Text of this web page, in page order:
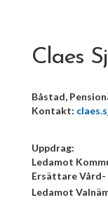
Claes
Båstad,
Kontakt:
Uppdrag:
Ledamot
Ersättare Vård-
Ledamot